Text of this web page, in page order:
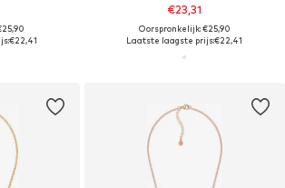
€22,41
€23,31
Oorspronkelijk: €25,90
Laatste laagste prijs:€22,41